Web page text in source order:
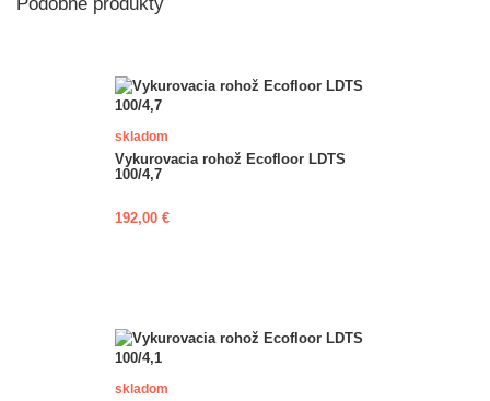
skladom
Vykurovacia rohož Ecofloor LDTS
100/4,7
192,00 €
skladom